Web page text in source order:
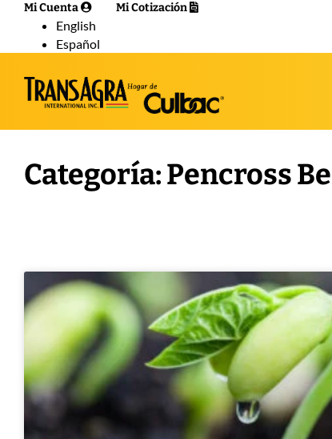
Mi Cuenta Mi Cotización
English
Español
Categoría: Pencross